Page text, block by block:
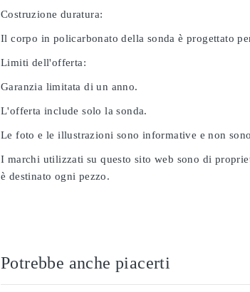
Costruzione duratura:
Il corpo in policarbonato della sonda è progettato
Limiti dell'offerta:
Garanzia limitata di un anno.
L'offerta include solo la sonda.
Le foto e le illustrazioni sono informative e non
I marchi utilizzati su questo sito web sono di
è destinato ogni pezzo.
Potrebbe anche piacerti